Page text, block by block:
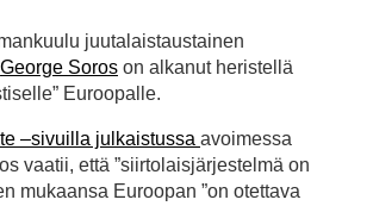
juutalaistaustainen
George Soros on alkanut heristellä
Euroopalle.
–sivuilla julkaistussa avoimessa
vaatii, että ”siirtolaisjärjestelmä on
mukaansa Euroopan ”on otettava